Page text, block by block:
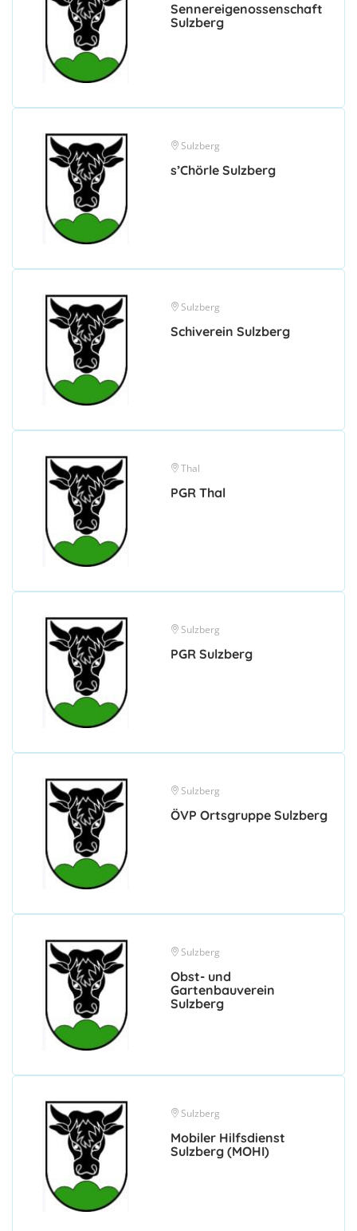
Sennereigenossenschaft
Sulzberg
Sulzberg
s’Chörle Sulzberg
Sulzberg
Schiverein Sulzberg
Thal
PGR Thal
Sulzberg
PGR Sulzberg
Sulzberg
ÖVP Ortsgruppe Sulzberg
Sulzberg
Obst- und
Gartenbauverein
Sulzberg
Sulzberg
Mobiler Hilfsdienst
Sulzberg (MOHI)